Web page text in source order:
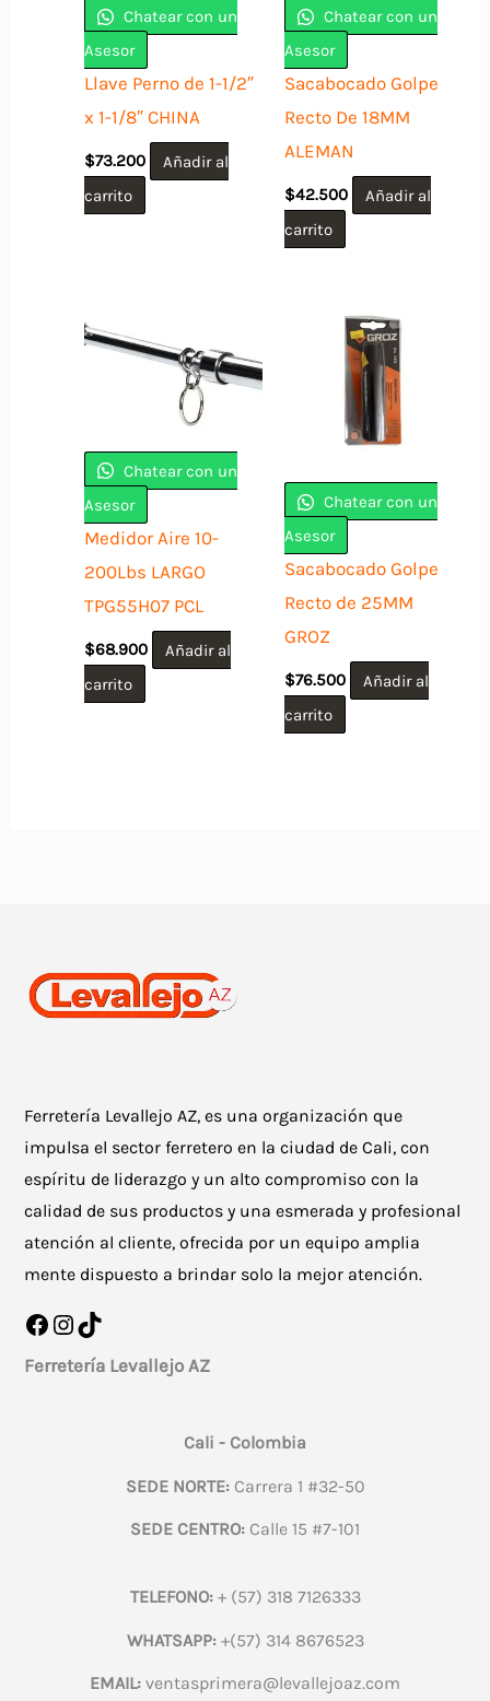
Chatear con un
Asesor
Llave Perno de 1-1/2″
x 1-1/8″ CHINA
$73.200
Añadir al
carrito
Chatear con un
Asesor
Sacabocado Golpe
Recto De 18MM
ALEMAN
$42.500
Añadir al
carrito
Chatear con un
Asesor
Medidor Aire 10-
200Lbs LARGO
TPG55H07 PCL
$68.900
Añadir al
carrito
Chatear con un
Asesor
Sacabocado Golpe
Recto de 25MM
GROZ
$76.500
Añadir al
carrito
Ferretería Levallejo AZ, es una organización que
impulsa el sector ferretero en la ciudad de Cali, con
espíritu de liderazgo y un alto compromiso con la
calidad de sus productos y una esmerada y profesional
atención al cliente, ofrecida por un equipo amplia
mente dispuesto a brindar solo la mejor atención.
Facebook
Instagram
TikTok
Ferretería Levallejo AZ
Cali - Colombia
SEDE NORTE:Carrera 1 #32-50
SEDE CENTRO: Calle 15 #7-101
TELEFONO:+ (57) 318 7126333
WHATSAPP:+(57) 314 8676523
EMAIL: ventasprimera@levallejoaz.com